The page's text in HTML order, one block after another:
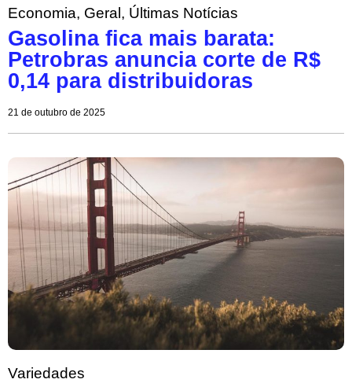
Economia, Geral , Últimas Notícias
Gasolina fica mais barata:
Petrobras anuncia corte de R$
0,14 para distribuidoras
21 de outubro de 2025
Variedades